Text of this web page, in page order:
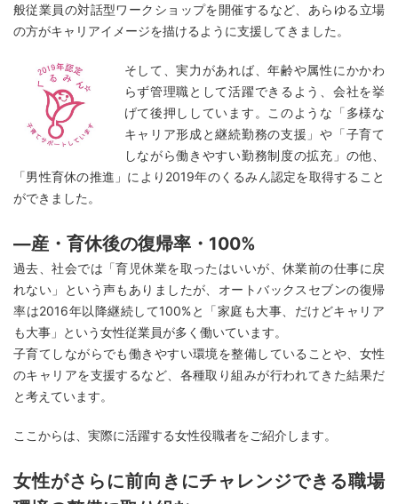
般従業員の対話型ワークショップを開催するなど、あらゆる立場
の方がキャリアイメージを描けるように支援してきました。
そして、実力があれば、年齢や属性にかかわ
らず管理職として活躍できるよう、会社を挙
げて後押ししています。このような「多様な
キャリア形成と継続勤務の支援」や「子育て
しながら働きやすい勤務制度の拡充」の他、
「男性育休の推進」により2019年のくるみん認定を取得すること
ができました。
―産・育休後の復帰率・100%
過去、社会では「育児休業を取ったはいいが、休業前の仕事に戻
れない」という声もありましたが、オートバックスセブンの復帰
率は2016年以降継続して100%と「家庭も大事、だけどキャリア
も大事」という女性従業員が多く働いています。
子育てしながらでも働きやすい環境を整備していることや、女性
のキャリアを支援するなど、各種取り組みが行われてきた結果だ
と考えています。
ここからは、実際に活躍する女性役職者をご紹介します。
女性がさらに前向きにチャレンジできる職場